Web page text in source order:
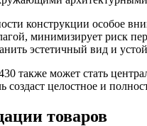
конструкции особое
минимизирует риск
эстетичный вид и
также может стать
создаст целостное и
товаров